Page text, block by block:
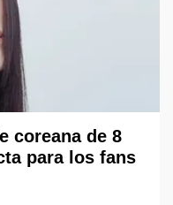
coreana de 8
para los fans